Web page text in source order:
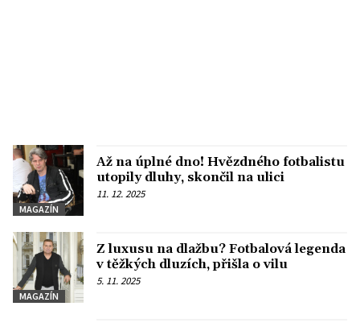
MAGAZÍN
Až na úplné dno! Hvězdného fotbalistu
utopily dluhy, skončil na ulici
11. 12. 2025
MAGAZÍN
Z luxusu na dlažbu? Fotbalová legenda
v těžkých dluzích, přišla o vilu
5. 11. 2025